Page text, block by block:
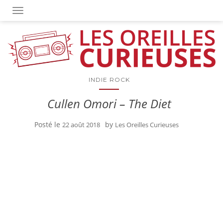
OUVRIR/FERMER LA NAVIGATION
INDIE ROCK
Cullen Omori – The Diet
Posté le 22 août 2018 by Les Oreilles Curieuses